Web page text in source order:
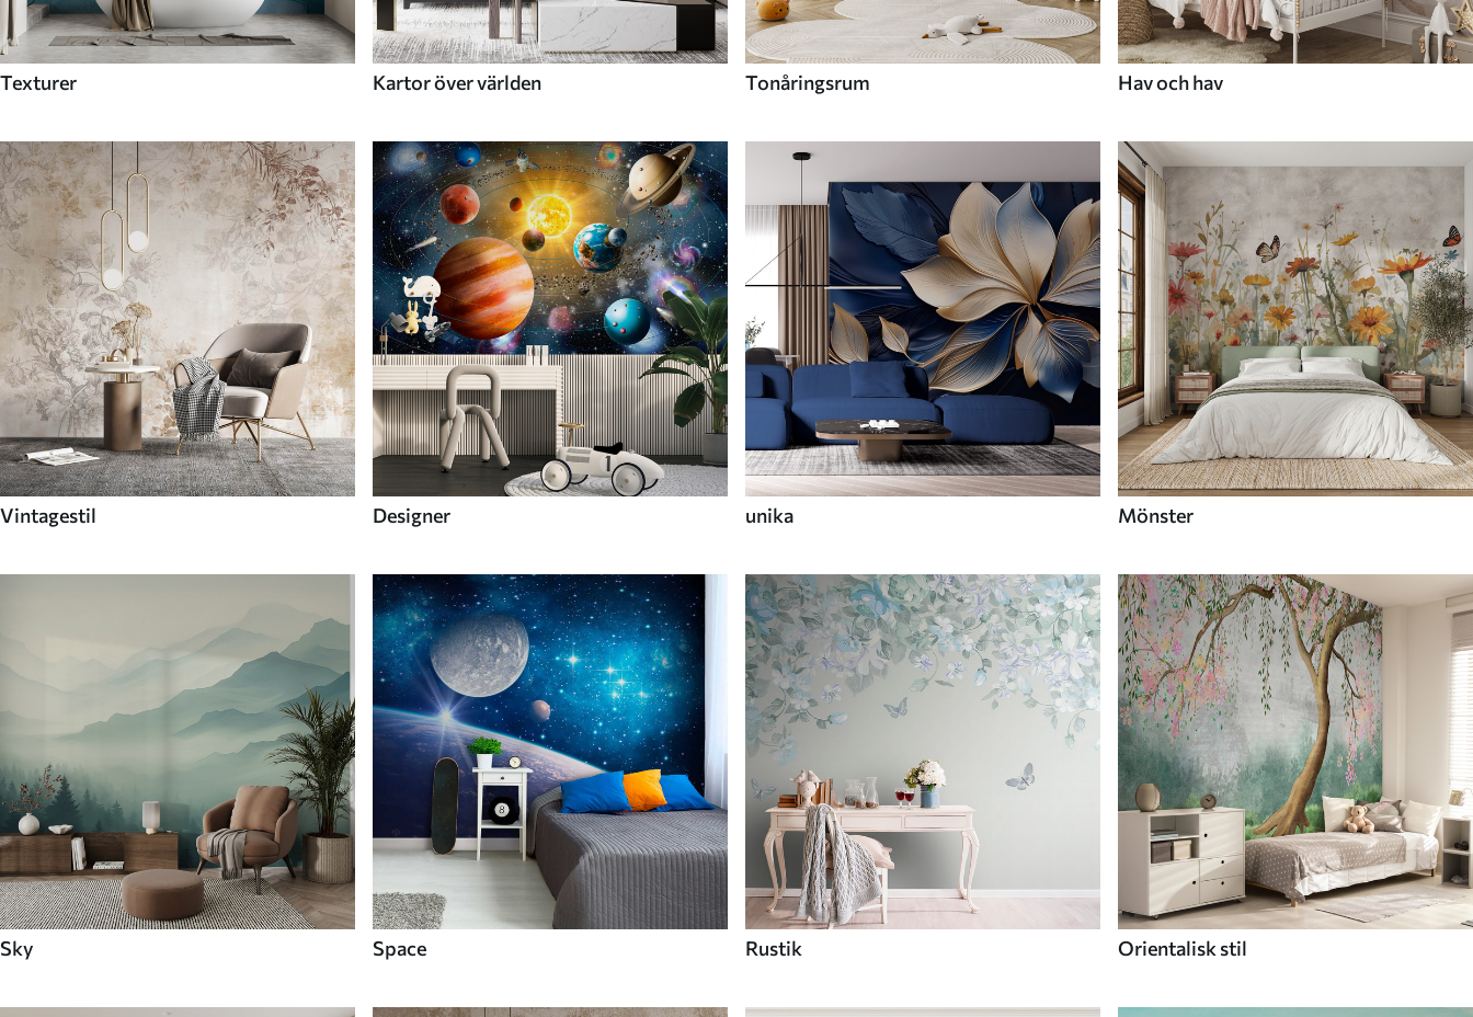
Texturer Kartor över världen Tonåringsrum Hav och hav
Vintagestil Designer unika Mönster
Sky Space Rustik Orientalisk stil